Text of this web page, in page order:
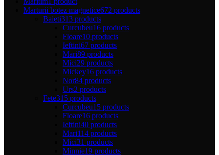
Marturii botez magnetice672 products
Baieti313 products
Curcubeu16 products
Floare10 products
Ieftini67 products
Mari89 products
Mici29 products
Mickey16 products
Nor84 products
Urs2 products
Fete315 products
Curcubeu15 products
Floare16 products
Ieftini40 products
Mari114 products
Mici31 products
Minnie19 products